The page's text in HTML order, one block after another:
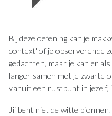
Bij deze oefening kan je
context' of je observerende
gedachten, maar je kan er
langer samen met je zwarte
vanuit een rustpunt in jezelf,
Jij bent niet de witte